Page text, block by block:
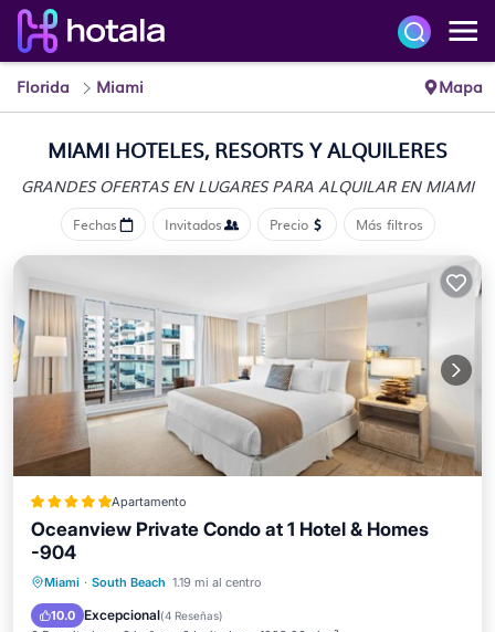
Florida Miami Mapa
MIAMI HOTELES, RESORTS Y ALQUILERES
GRANDES OFERTAS EN LUGARESPARA ALQUILAR EN MIAMI
Fechas Invitados Precio Más filtros
Apartamento
Oceanview Private Condo at 1 Hotel & Homes
-904
Miami · South Beach 1.19 mi al centro
10.0 Excepcional(4 Reseñas)
Frente al mar
Bañera de hidromasaje
Desayuno
Aparcamiento